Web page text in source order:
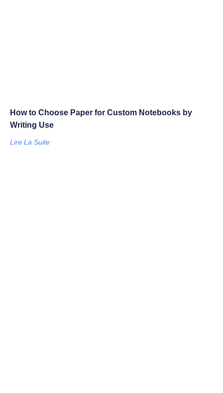
How to Choose Paper for Custom Notebooks by
Writing Use
Lire La Suite